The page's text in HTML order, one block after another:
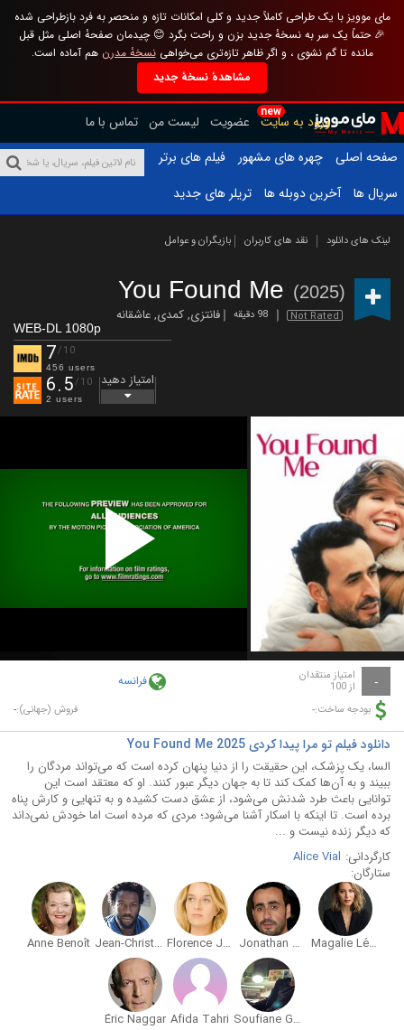
مای موویز با یک طراحی کاملاً جدید و کلی امکانات تازه و منحصر به فرد بازطراحی شده
🎉 حتماً یک سر به نسخهٔ جدید بزن و راحت بگرد 😊 چیدمان صفحهٔ اصلی مثل قبل
مانده تا گم نشوی ، و اگر ظاهر تازه‌تری می‌خواهینسخهٔ مدرن هم آماده است.
مشاهدهٔ نسخهٔ جدید
new
ورود به سایت عضویت لیست من تماس با ما
صفحه اصلی
چهره های مشهور
فیلم های برتر
سریال ها
آخرین دوبله ها تریلر های جدید
لینک های دانلود نقد های کاربران بازیگران و عوامل
You Found Me (2025)
Not Rated 98 دقیقه فانتزی,کمدی,عاشقانه
WEB-DL 1080p
7/10
456 users
6.5/10
2 users
امتیاز دهید
Play
Video
- امتیاز منتقدان
از 100 فرانسه
بودجه ساخت:- فروش (جهانی):-
دانلود فیلم تو مرا پیدا کردی You Found Me 2025
السا، یک پزشک، این حقیقت را از دنیا پنهان کرده است که می‌تواند مردگان را
ببیند و به آن‌ها کمک کند تا به جهان دیگر عبور کنند. او که معتقد است این
توانایی باعث طرد شدنش می‌شود، از عشق دست کشیده و به تنهایی و کارش پناه
برده است. تا اینکه با اسکار آشنا می‌شود؛ مردی که مرده است اما خودش نمی‌داند
که دیگر زنده نیست و ...
کارگردانی: Alice Vial
ستارگان:
Magalie Lépine Blondeau
Jonathan Cohen
Florence Janas
Jean-Christophe Folly
Anne Benoît
Soufiane Guerrab
Afida Tahri
Éric Naggar